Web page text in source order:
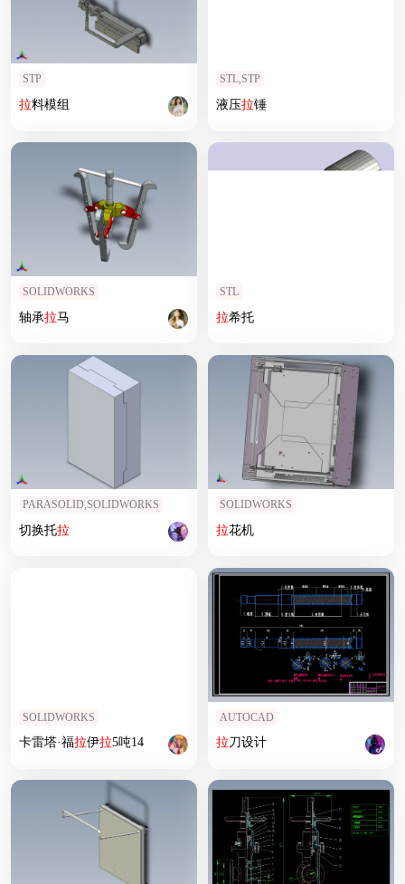
STP
拉料模组
STL,STP
液压拉锤
SOLIDWORKS
轴承拉马
STL
拉希托
PARASOLID,SOLIDWORKS
切换托拉
SOLIDWORKS
拉花机
SOLIDWORKS
卡雷塔·福拉伊拉5吨14
AUTOCAD
拉刀设计